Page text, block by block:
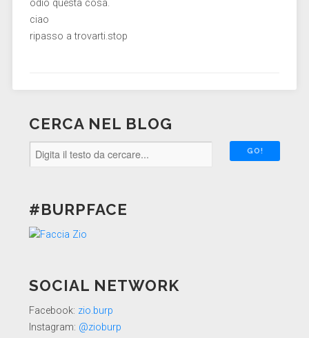
odio questa cosa.
ciao
ripasso a trovarti.stop
CERCA NEL BLOG
#BURPFACE
SOCIAL NETWORK
Facebook: zio.burp
Instagram: @zioburp